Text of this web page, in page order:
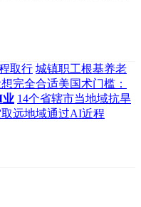
取行 城镇职工根基养老
完全合适美国术门槛：
业 14个省辖市当地域抗旱
远地域通过AI近程